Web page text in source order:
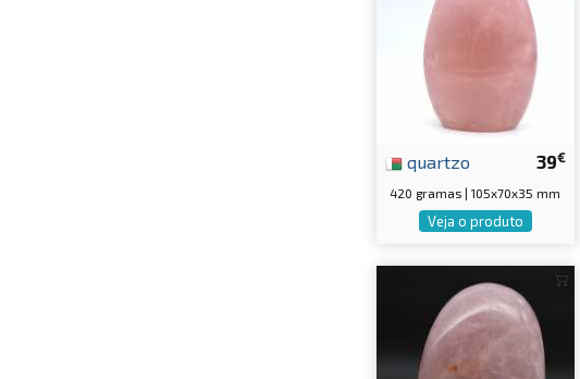
39€
quartzo
420 gramas | 105x70x35 mm
Veja o produto